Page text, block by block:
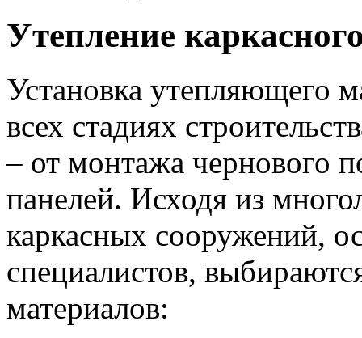
Утепление
Установка утепляющего
всех стадиях
– от монтажа чернового
панелей. Исходя из
каркасных сооружений,
специалистов,
материалов: